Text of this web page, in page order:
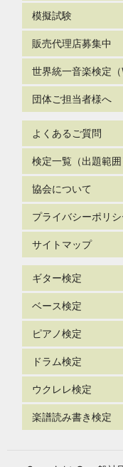
模擬試験
販売代理店募集中
世界統一音楽検定
団体ご担当者様へ
よくあるご質問
検定一覧（出題範囲
協会について
プライバシーポリシ
サイトマップ
ギター検定
ベース検定
ピアノ検定
ドラム検定
ウクレレ検定
楽譜読み書き検定